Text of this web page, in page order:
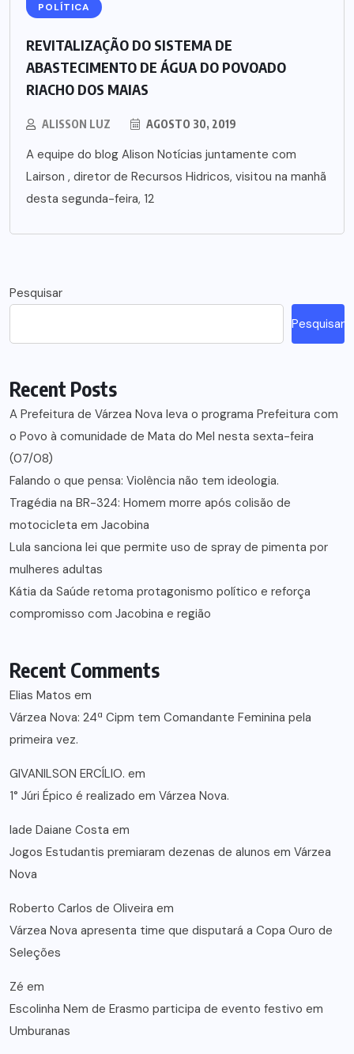
POLÍTICA
REVITALIZAÇÃO DO SISTEMA DE
ABASTECIMENTO DE ÁGUA DO POVOADO
RIACHO DOS MAIAS
ALISSON LUZ AGOSTO 30, 2019
A equipe do blog Alison Notícias juntamente com
Lairson , diretor de Recursos Hidricos, visitou na manhã
desta segunda-feira, 12
Pesquisar
Pesquisar
Recent Posts
A Prefeitura de Várzea Nova leva o programa Prefeitura com
o Povo à comunidade de Mata do Mel nesta sexta-feira
(07/08)
Falando o que pensa: Violência não tem ideologia.
Tragédia na BR-324: Homem morre após colisão de
motocicleta em Jacobina
Lula sanciona lei que permite uso de spray de pimenta por
mulheres adultas
Kátia da Saúde retoma protagonismo político e reforça
compromisso com Jacobina e região
Recent Comments
Elias Matos em
Várzea Nova: 24ª Cipm tem Comandante Feminina pela
primeira vez.
GIVANILSON ERCÍLIO. em
1° Júri Épico é realizado em Várzea Nova.
lade Daiane Costa em
Jogos Estudantis premiaram dezenas de alunos em Várzea
Nova
Roberto Carlos de Oliveira em
Várzea Nova apresenta time que disputará a Copa Ouro de
Seleções
Zé em
Escolinha Nem de Erasmo participa de evento festivo em
Umburanas